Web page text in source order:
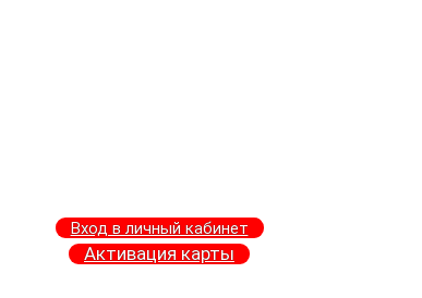
Вход в личный кабинет
Активация карты